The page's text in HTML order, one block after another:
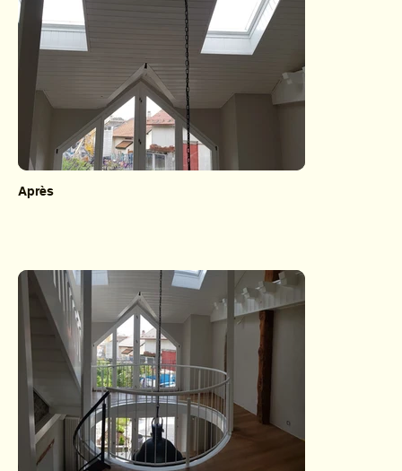
Après